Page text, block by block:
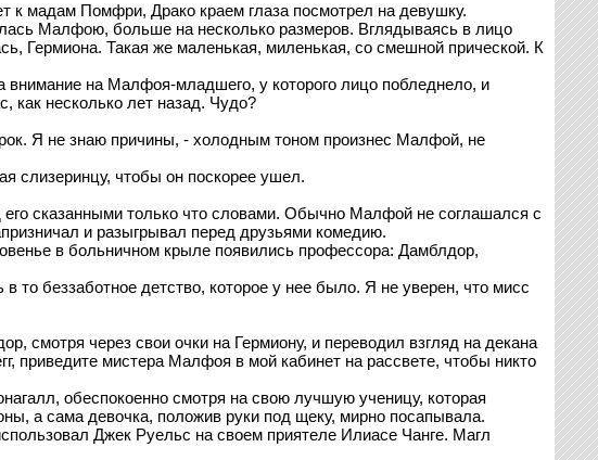
мадам Помфри, Драко краем глаза посмотрел на девушку.
Малфою, больше на несколько размеров. Вглядываясь в лицо
Гермиона. Такая же маленькая, миленькая, со смешной прической. К
на Малфоя-младшего, у которого лицо побледнело, и
как несколько лет назад. Чудо?
Я не знаю причины, - холодным тоном произнес Малфой, не
слизеринцу, чтобы он поскорее ушел.
сказанными только что словами. Обычно Малфой не соглашался с
и разыгрывал перед друзьями комедию.
в больничном крыле появились профессора: Дамблдор,
то беззаботное детство, которое у нее было. Я не уверен, что мисс
смотря через свои очки на Гермиону, и переводил взгляд на декана
приведите мистера Малфоя в мой кабинет на рассвете, чтобы никто
обеспокоенно смотря на свою лучшую ученицу, которая
а сама девочка, положив руки под щеку, мирно посапывала.
Джек Руельс на своем приятеле Илиасе Чанге. Магл